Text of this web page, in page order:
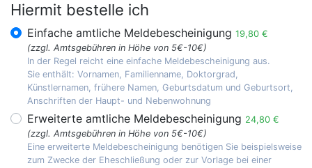
Hiermit bestelle ich
Einfache amtliche Meldebescheinigung 19,80 €
(zzgl. Amtsgebühren in Höhe von 5€-10€)
In der Regel reicht eine einfache Meldebescheinigung aus.
Sie enthält: Vornamen, Familienname, Doktorgrad,
Künstlernamen, frühere Namen, Geburtsdatum und Geburtsort,
Anschriften der Haupt- und Nebenwohnung
Erweiterte amtliche Meldebescheinigung 24,80 €
(zzgl. Amtsgebühren in Höhe von 5€-10€)
Eine erweiterte Meldebescheinigung benötigen Sie beispielsweise
zum Zwecke der Eheschließung oder zur Vorlage bei einer